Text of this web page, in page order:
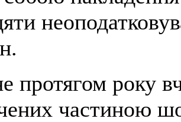
протягом року
частиною